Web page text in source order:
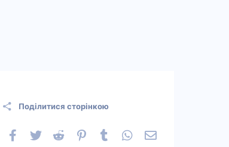
Поділитися сторінкою
FacebookTwitter Reddit PinterestTumblr WhatsApp